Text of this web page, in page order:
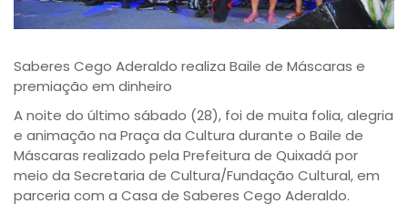
Saberes Cego Aderaldo realiza Baile de Máscaras e
premiação em dinheiro
A noite do último sábado (28), foi de muita folia, alegria
e animação na Praça da Cultura durante o Baile de
Máscaras realizado pela Prefeitura de Quixadá por
meio da Secretaria de Cultura/Fundação Cultural, em
parceria com a Casa de Saberes Cego Aderaldo.